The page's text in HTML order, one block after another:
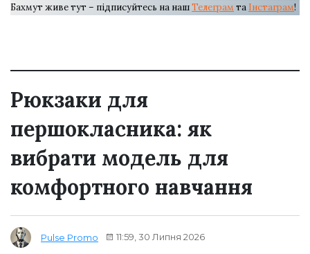
Бахмут живе тут – підписуйтесь на нашТелеграм та Інстаграм!
Рюкзаки для
першокласника: як
вибрати модель для
комфортного навчання
Pulse Promo 11:59, 30 Липня 2026